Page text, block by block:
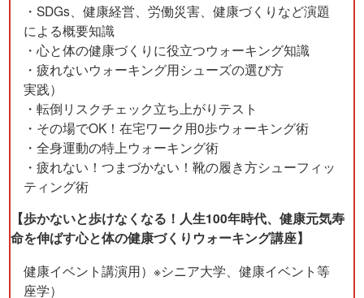
・SDGs、健康経営、労働災害、健康づくりなど演題
による概要知識
・心と体の健康づくりに役立つウォーキング知識
・疲れないウォーキング用シューズの選び方
実践）
・転倒リスクチェック立ち上がりテスト
・その場でOK！在宅ワーク用0歩ウォーキング術
・全身運動の特上ウォーキング術
・疲れない！つまづかない！靴の履き方シューフィッ
ティング術
【歩かないと歩けなくなる！人生100年時代、健康元気寿
命を伸ばす心と体の健康づくりウォーキング講座】
健康イベント講演用）※シニア大学、健康イベント等
座学）